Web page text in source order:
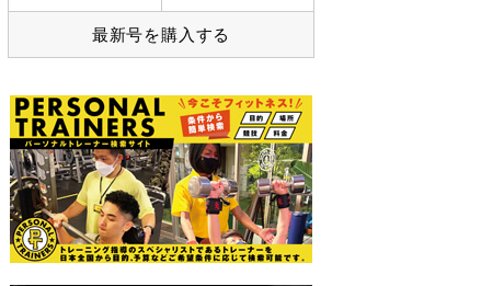
最新号を購入する